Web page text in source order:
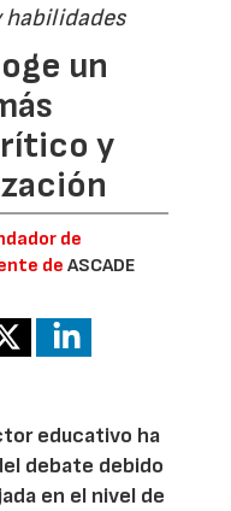
un
y
de
deASCADE
educativo ha
debate debido
en el nivel de